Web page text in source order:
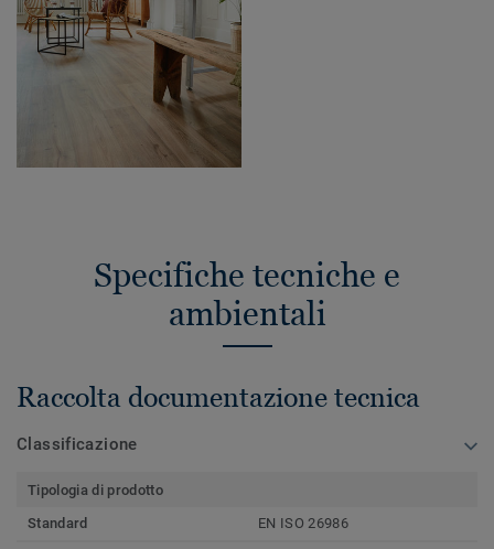
Specifiche tecniche e
ambientali
Raccolta documentazione tecnica
Classificazione
Tipologia di prodotto
Standard
EN ISO 26986